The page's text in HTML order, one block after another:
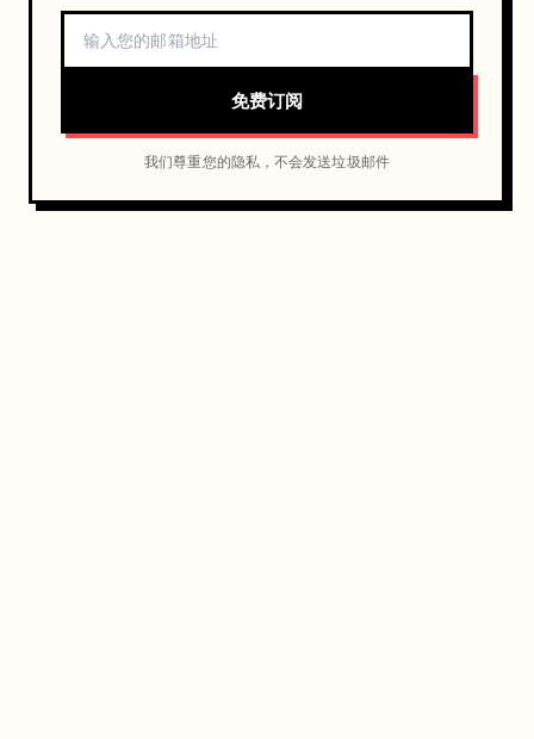
免费订阅
我们尊重您的隐私，不会发送垃圾邮件